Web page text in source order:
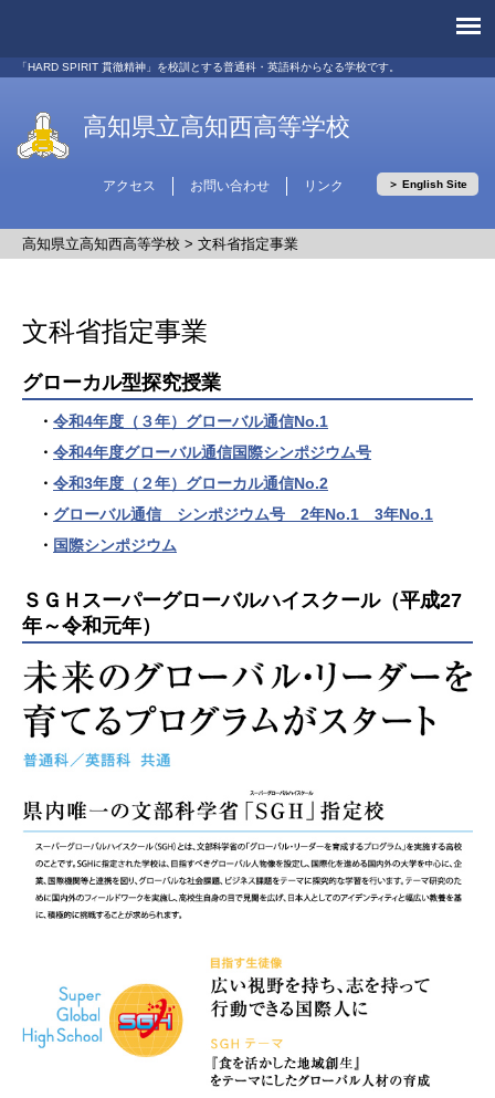
「HARD SPIRIT 貫徹精神」を校訓とする普通科・英語科からなる学校です。
高知県立高知西高等学校
アクセス お問い合わせ リンク ＞ English Site
高知県立高知西高等学校 > 文科省指定事業
文科省指定事業
グローカル型探究授業
・ 令和4年度（３年）グローバル通信No.1
・ 令和4年度グローバル通信国際シンポジウム号
・ 令和3年度（２年）グローカル通信No.2
・ グローバル通信 シンポジウム号 2年No.1 3年No.1
・ 国際シンポジウム
ＳＧＨスーパーグローバルハイスクール（平成27
年～令和元年）